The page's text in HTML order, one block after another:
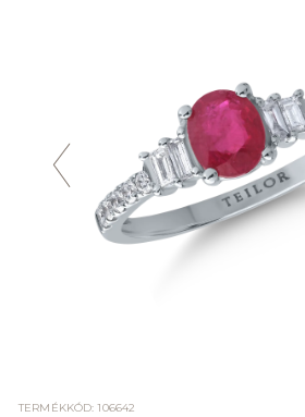
TERMÉKKÓD:106642